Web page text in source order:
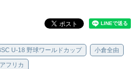
U-18 野球ワールドカップ 小倉全由
フリカ